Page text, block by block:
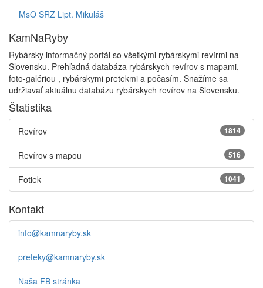
MsO SRZ Lipt. Mikuláš
KamNaRyby
Rybársky informačný portál so všetkými rybárskymi revírmi na
Slovensku. Prehľadná databáza rybárskych revírov s mapami,
foto-galériou , rybárskymi pretekmi a počasím. Snažíme sa
udržiavať aktuálnu databázu rybárskych revírov na Slovensku.
Štatistika
1814
Revírov
516
Revírov s mapou
1041
Fotiek
Kontakt
info@kamnaryby.sk
preteky@kamnaryby.sk
Naša FB stránka